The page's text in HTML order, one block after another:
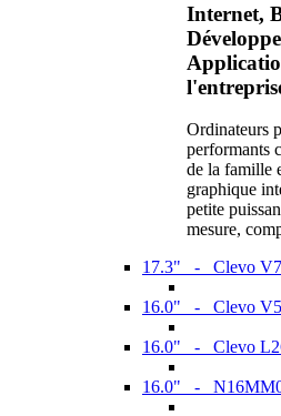
Internet,
Ordinateurs
performants
de la famille
graphique
petite
mesure,
17.3" - Clevo
16.0" - Clevo
16.0" - Clevo
16.0" -